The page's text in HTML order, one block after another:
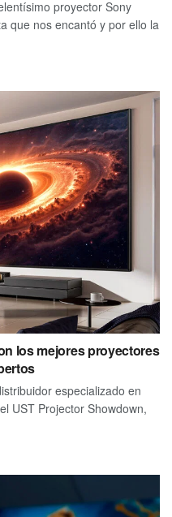
proyector Sony
que nos encantó y por ello la
los mejores proyectores
especializado en
UST Projector Showdown,